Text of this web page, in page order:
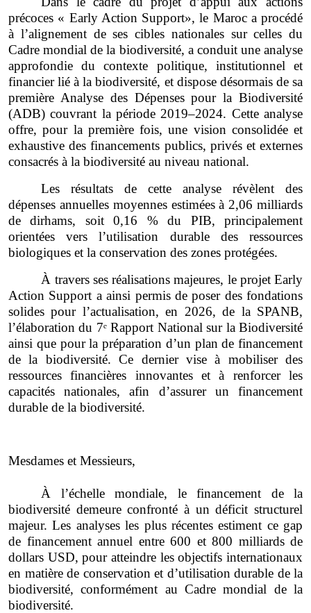
précoces « Early Action Support», le Maroc a procédé
à l’alignement de ses cibles nationales sur celles du
Cadre mondial de la biodiversité, a conduit une analyse
approfondie du contexte politique, institutionnel et
financier lié à la biodiversité, et dispose désormais de sa
première Analyse des Dépenses pour la Biodiversité
(ADB) couvrant la période 2019–2024. Cette analyse
offre, pour la première fois, une vision consolidée et
exhaustive des financements publics, privés et externes
consacrés à la biodiversité au niveau national.
Les résultats de cette analyse révèlent des
dépenses annuelles moyennes estimées à 2,06 milliards
de dirhams, soit 0,16 % du PIB, principalement
orientées vers l’utilisation durable des ressources
biologiques et la conservation des zones protégées.
À travers ses réalisations majeures, le projet Early
Action Support a ainsi permis de poser des fondations
solides pour l’actualisation, en 2026, de la SPANB,
l’élaboration du 7ᵉ Rapport National sur la Biodiversité
ainsi que pour la préparation d’un plan de financement
de la biodiversité. Ce dernier vise à mobiliser des
ressources financières innovantes et à renforcer les
capacités nationales, afin d’assurer un financement
durable de la biodiversité.
Mesdames et Messieurs,
À l’échelle mondiale, le financement de la
biodiversité demeure confronté à un déficit structurel
majeur. Les analyses les plus récentes estiment ce gap
de financement annuel entre 600 et 800 milliards de
dollars USD, pour atteindre les objectifs internationaux
en matière de conservation et d’utilisation durable de la
biodiversité, conformément au Cadre mondial de la
biodiversité.